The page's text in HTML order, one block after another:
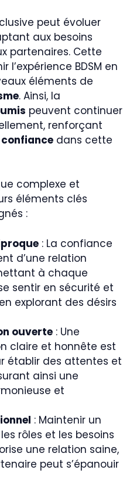
peut évoluer
aux besoins
partenaires. Cette
l’expérience BDSM en
éléments de
. Ainsi, la
peuvent continuer
renforçant
confiance dans cette
complexe et
éléments clés
:
: La confiance
d’une relation
à chaque
sentir en sécurité et
explorant des désirs
ouverte : Une
claire et honnête est
établir des attentes et
ainsi une
et
: Maintenir un
rôles et les besoins
une relation saine,
peut s’épanouir